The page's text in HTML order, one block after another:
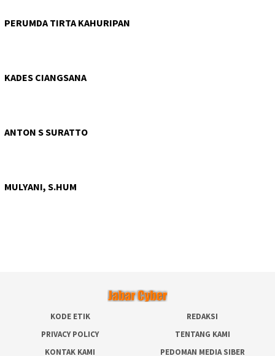
PERUMDA TIRTA KAHURIPAN
KADES CIANGSANA
ANTON S SURATTO
MULYANI, S.HUM
KODE ETIK
REDAKSI
PRIVACY POLICY
TENTANG KAMI
KONTAK KAMI
PEDOMAN MEDIA SIBER